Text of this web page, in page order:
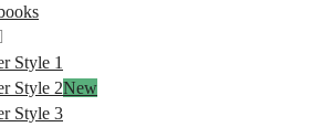
Style 1
Style 2New
Style 3